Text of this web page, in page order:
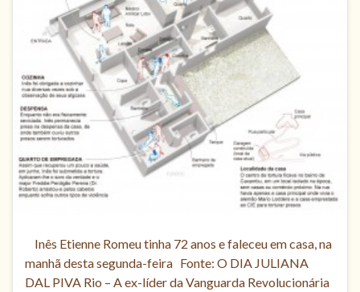
Inês Etienne Romeu tinha 72 anos e faleceu em casa, na
manhã desta segunda-feira Fonte: O DIA JULIANA
DAL PIVA Rio – A ex-líder da Vanguarda Revolucionária